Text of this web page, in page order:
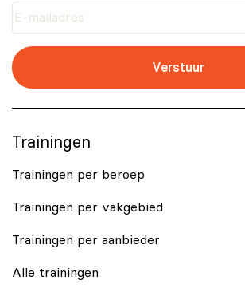
Verstuur
Trainingen
Trainingen per beroep
Trainingen per vakgebied
Trainingen per aanbieder
Alle trainingen